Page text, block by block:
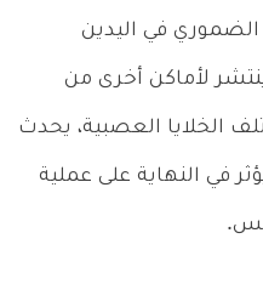
الضموري في اليدين
لأماكن أخرى من
الخلايا العصبية، يحدث
في النهاية على عملية